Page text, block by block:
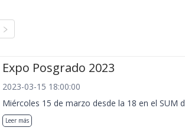
Expo Posgrado 2023
2023-03-15 18:00:00
Miércoles 15 de marzo desde la 18 en el SUM
Leer más